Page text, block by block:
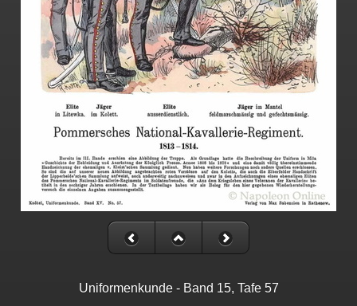
Uniformenkunde - Band 15, Tafe 57